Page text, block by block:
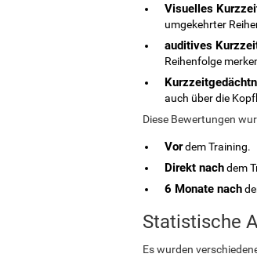
Visuelles
umgekehrter
auditives
Reihenfolge
auch über die
Diese Bewertungen
Vordem Training.
Direkt nachdem
6 Monate nach
Statistische
Es wurden